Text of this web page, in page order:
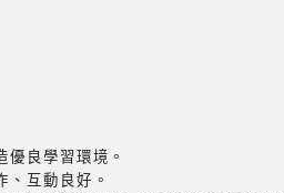
良學習環境。
、互動良好。